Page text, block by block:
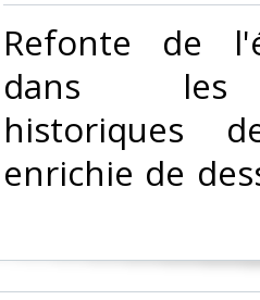
‎Refonte de
dans les
historiques
enrichie de